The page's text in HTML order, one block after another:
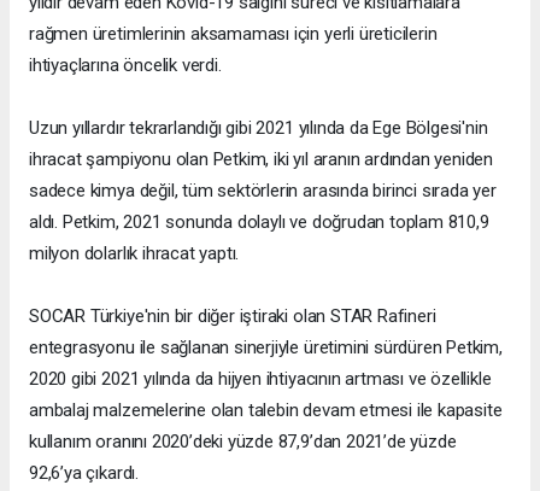
rağmen üretimlerinin aksamaması için yerli üreticilerin
ihtiyaçlarına öncelik verdi.
Uzun yıllardır tekrarlandığı gibi 2021 yılında da Ege Bölgesi'nin
ihracat şampiyonu olan Petkim, iki yıl aranın ardından yeniden
sadece kimya değil, tüm sektörlerin arasında birinci sırada yer
aldı. Petkim, 2021 sonunda dolaylı ve doğrudan toplam 810,9
milyon dolarlık ihracat yaptı.
SOCAR Türkiye'nin bir diğer iştiraki olan STAR Rafineri
entegrasyonu ile sağlanan sinerjiyle üretimini sürdüren Petkim,
2020 gibi 2021 yılında da hijyen ihtiyacının artması ve özellikle
ambalaj malzemelerine olan talebin devam etmesi ile kapasite
kullanım oranını 2020’deki yüzde 87,9’dan 2021’de yüzde
92,6’ya çıkardı.